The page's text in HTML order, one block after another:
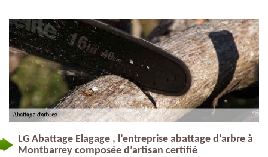
LG Abattage Elagage , l’entreprise abattage d’arbre à
Montbarrey composée d’artisan certifié